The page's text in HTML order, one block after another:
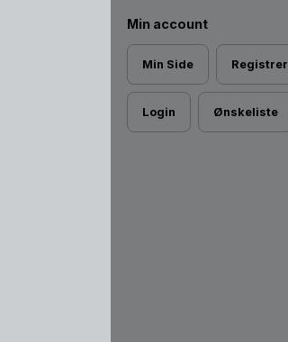
Min account
Min Side Registrer
Login Ønskeliste